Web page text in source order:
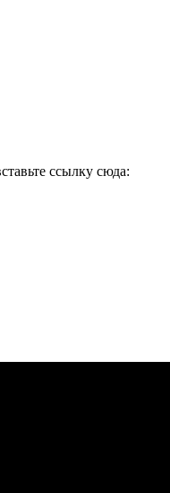
ссылку сюда: